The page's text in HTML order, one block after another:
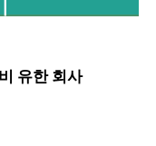
유한 회사